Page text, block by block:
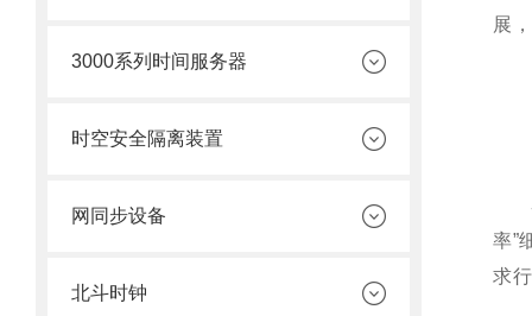
3000系列时间服务器
时空安全隔离装置
网同步设备
北斗时钟
展
率”
求